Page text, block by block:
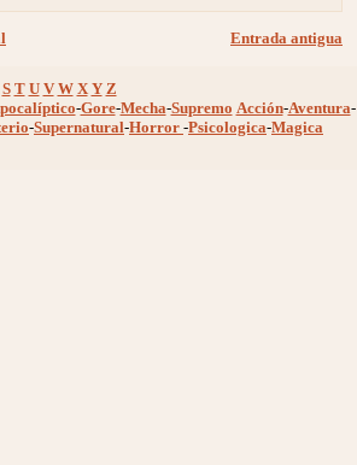
Entrada antigua
S T U V W X Y Z
-Gore-Mecha-Supremo Acción-Aventura-
-Supernatural-Horror -Psicologica-Magica